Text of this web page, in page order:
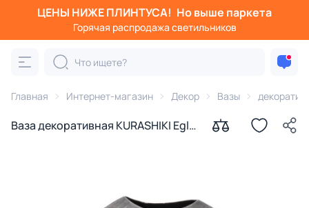
ЦЕНЫ НИЖЕ ПЛИНТУСА! Но выше паркета
Горячая распродажа светильников
Главная Интернет-магазин Декор Вазы
Ваза декоративная KURASHIKI Eglo